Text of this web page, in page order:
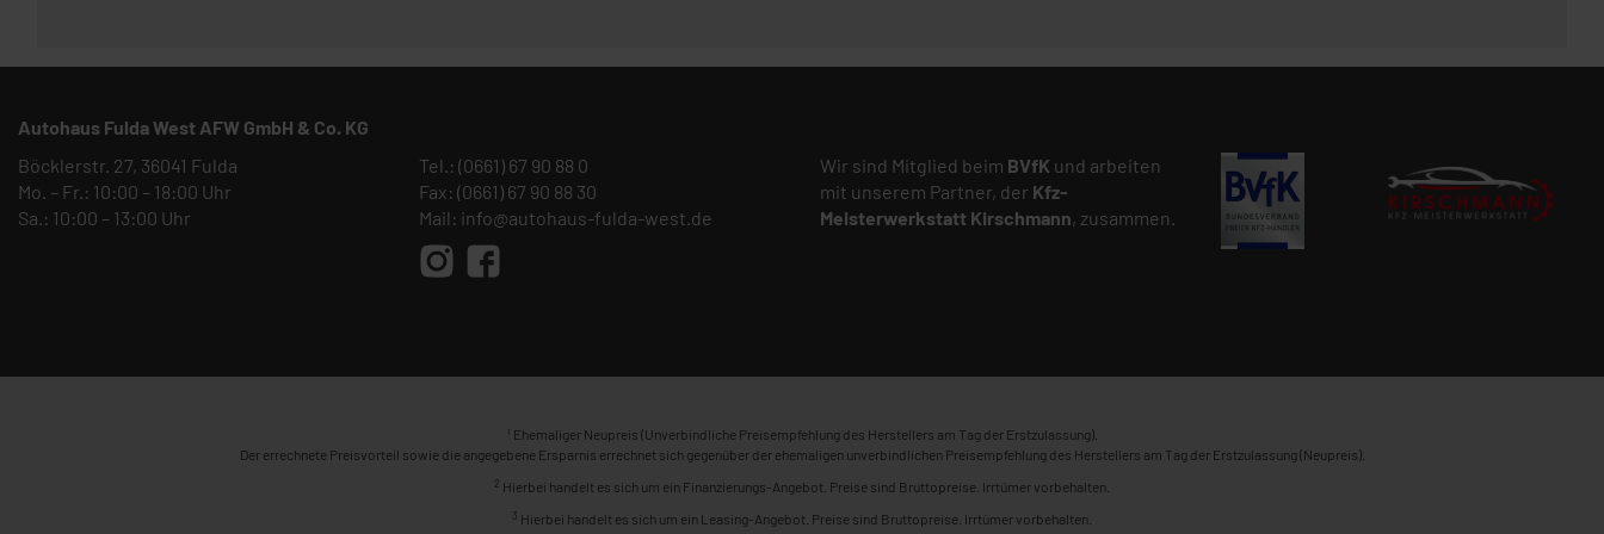
Autohaus Fulda West AFW GmbH & Co. KG
Böcklerstr. 27, 36041 Fulda
Mo. – Fr.: 10:00 – 18:00 Uhr
Sa.: 10:00 – 13:00 Uhr
Tel.: (0661) 67 90 88 0
Fax: (0661) 67 90 88 30
Mail: info@autohaus-fulda-west.de
Wir sind Mitglied beim BVfK und arbeiten
mit unserem Partner, der Kfz-
Meisterwerkstatt Kirschmann, zusammen.
1 Ehemaliger Neupreis (Unverbindliche Preisempfehlung des Herstellers am Tag der Erstzulassung).
Der errechnete Preisvorteil sowie die angegebene Ersparnis errechnet sich gegenüber der ehemaligen unverbindlichen Preisempfehlung des Herstellers am Tag der Erstzulassung (Neupreis).
2 Hierbei handelt es sich um ein Finanzierungs-Angebot. Preise sind Bruttopreise. Irrtümer vorbehalten.
3 Hierbei handelt es sich um ein Leasing-Angebot. Preise sind Bruttopreise. Irrtümer vorbehalten.